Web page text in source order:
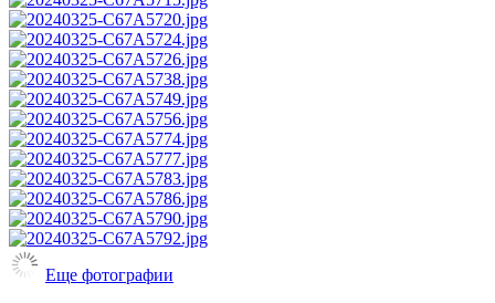
Еще фотографии